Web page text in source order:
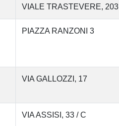
VIALE TRASTEVERE, 203
PIAZZA RANZONI 3
VIA GALLOZZI, 17
VIA ASSISI, 33 / C